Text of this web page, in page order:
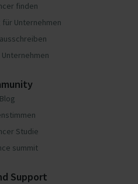
finden
Unternehmen
Blog
Studie
summit
Support